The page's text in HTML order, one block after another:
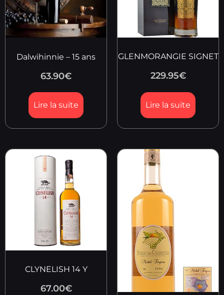
Dalwihinnie – 15 ans
63.90€
Lire la suite
GLENMORANGIE SIGNET
229.95€
Lire la suite
CLYNELISH 14 Y
67.00€